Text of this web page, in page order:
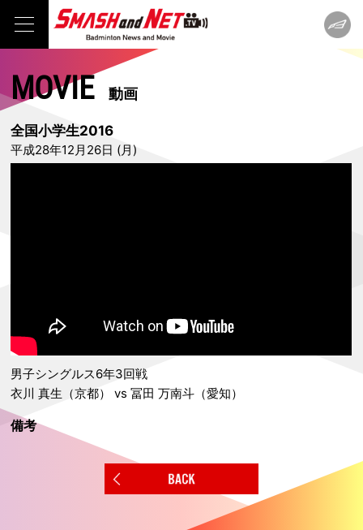
MOVIE動画
全国小学生2016
平成28年12月26日 (月)
男子シングルス6年3回戦
衣川 真生（京都） vs 冨田 万南斗（愛知）
備考